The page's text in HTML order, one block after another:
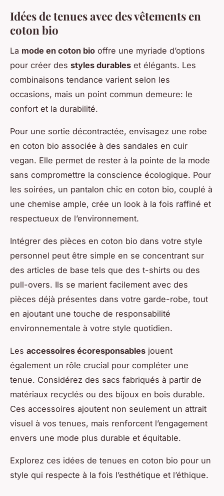
Idées de tenues avec des vêtements en
coton bio
La mode en coton bio offre une myriade d’options
pour créer des styles durables et élégants. Les
combinaisons tendance varient selon les
occasions, mais un point commun demeure: le
confort et la durabilité.
Pour une sortie décontractée, envisagez une robe
en coton bio associée à des sandales en cuir
vegan. Elle permet de rester à la pointe de la mode
sans compromettre la conscience écologique. Pour
les soirées, un pantalon chic en coton bio, couplé à
une chemise ample, crée un look à la fois raffiné et
respectueux de l’environnement.
Intégrer des pièces en coton bio dans votre style
personnel peut être simple en se concentrant sur
des articles de base tels que des t-shirts ou des
pull-overs. Ils se marient facilement avec des
pièces déjà présentes dans votre garde-robe, tout
en ajoutant une touche de responsabilité
environnementale à votre style quotidien.
Les accessoires écoresponsables jouent
également un rôle crucial pour compléter une
tenue. Considérez des sacs fabriqués à partir de
matériaux recyclés ou des bijoux en bois durable.
Ces accessoires ajoutent non seulement un attrait
visuel à vos tenues, mais renforcent l’engagement
envers une mode plus durable et équitable.
Explorez ces idées de tenues en coton bio pour un
style qui respecte à la fois l’esthétique et l’éthique.